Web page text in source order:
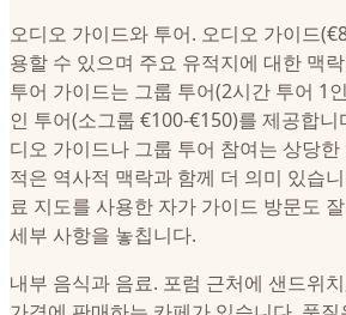
오디오 가이드와 투어. 오디오 가이드
용할 수 있으며 주요 유적지에 대한 맥
투어 가이드는 그룹 투어(2시간 투어 1
인 투어(소그룹 €100-€150)를 제공합
디오 가이드나 그룹 투어 참여는 상당
적은 역사적 맥락과 함께 더 의미 있습
료 지도를 사용한 자가 가이드 방문도
세부 사항을 놓칩니다.
내부 음식과 음료. 포럼 근처에 샌드위